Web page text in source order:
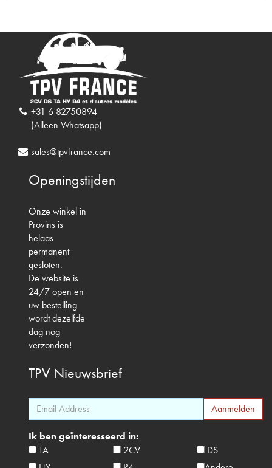
+31 6 82750894
(Alleen Whatsapp)
sales@tpvfrance.com
Openingstijden
Onze winkel in
Provins is
helaas
permanent
gesloten.
De website is
24/7 open en
uw bestelling
wordt dezelfde
dag nog
verzonden!
TPV Nieuwsbrief
Ik ben geïnteresseerd in:
TA
2CV
DS